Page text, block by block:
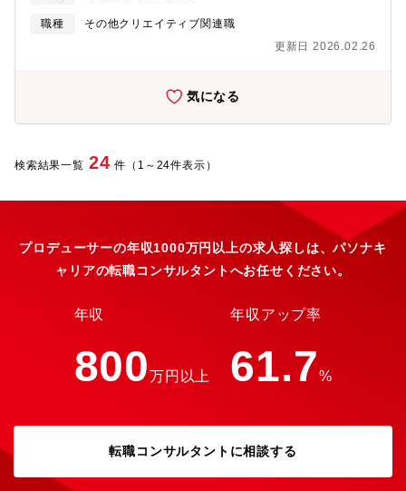
地でも期間限定で開催します。本番の演出や運営、スタッフの手
ントもあります。【求める人物像】・チームをまとめて、大きな
ミュニケーション能力がある方・イベントに行くことが好きな
方・粘り強く仕事に取り組める方
へ！同社の成長はまだ始まったばかりです。【期待する役割】今
回、担当アーティストの夢を実現させることを目標に、業界経験
不問でアーティストマネージャーを募集します。以下業務内容で
ると同時に新たなる才能の発掘を両軸で回す方針となり、ご経験
作、ライブ制作・ファンクラブ、MD等各所と連携し、アーティス
ト活動の推進・外部取引先との折衝・スケジュール管理・現場へ
たな才能の創出や海外進出などを最前線で携わることが可能であ
り、同社の「未来」を担うことが可能です！★フレックスタイム
制度や在宅勤務制度もあり、「あなたらしい」働き方が実現可能
です！
職種
その他クリエイティブ関連職
更新日 2026.02.26
気になる
検索結果一覧 24 件（1～24件表示）
プロデューサーの年収1000万円以上の求人探しは、パソナキ
ャリアの転職コンサルタントへお任せください。
年収
800万円以上
年収アップ率
61.7%
転職コンサルタントに相談する